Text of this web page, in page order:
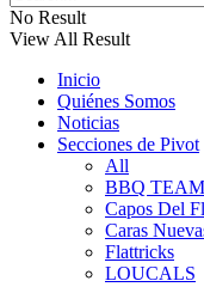
No Result
View All Result
Inicio
Quiénes Somos
Noticias
Secciones de Pivot
All
BBQ
Capos Del
Caras
Flattricks
LOUCALS